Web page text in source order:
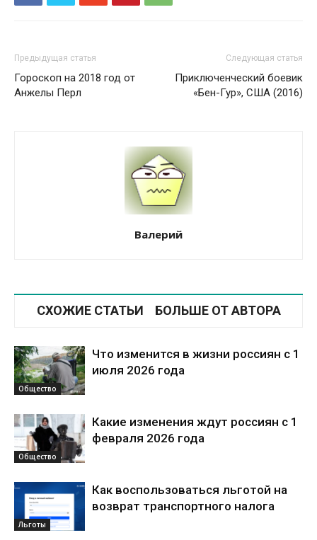
Предыдущая статья
Гороскоп на 2018 год от
Анжелы Перл
Следующая статья
Приключенческий боевик
«Бен-Гур», США (2016)
Валерий
СХОЖИЕ СТАТЬИ БОЛЬШЕ ОТ АВТОРА
Общество
Что изменится в жизни россиян с 1
июля 2026 года
Общество
Какие изменения ждут россиян с 1
февраля 2026 года
Льготы
Как воспользоваться льготой на
возврат транспортного налога